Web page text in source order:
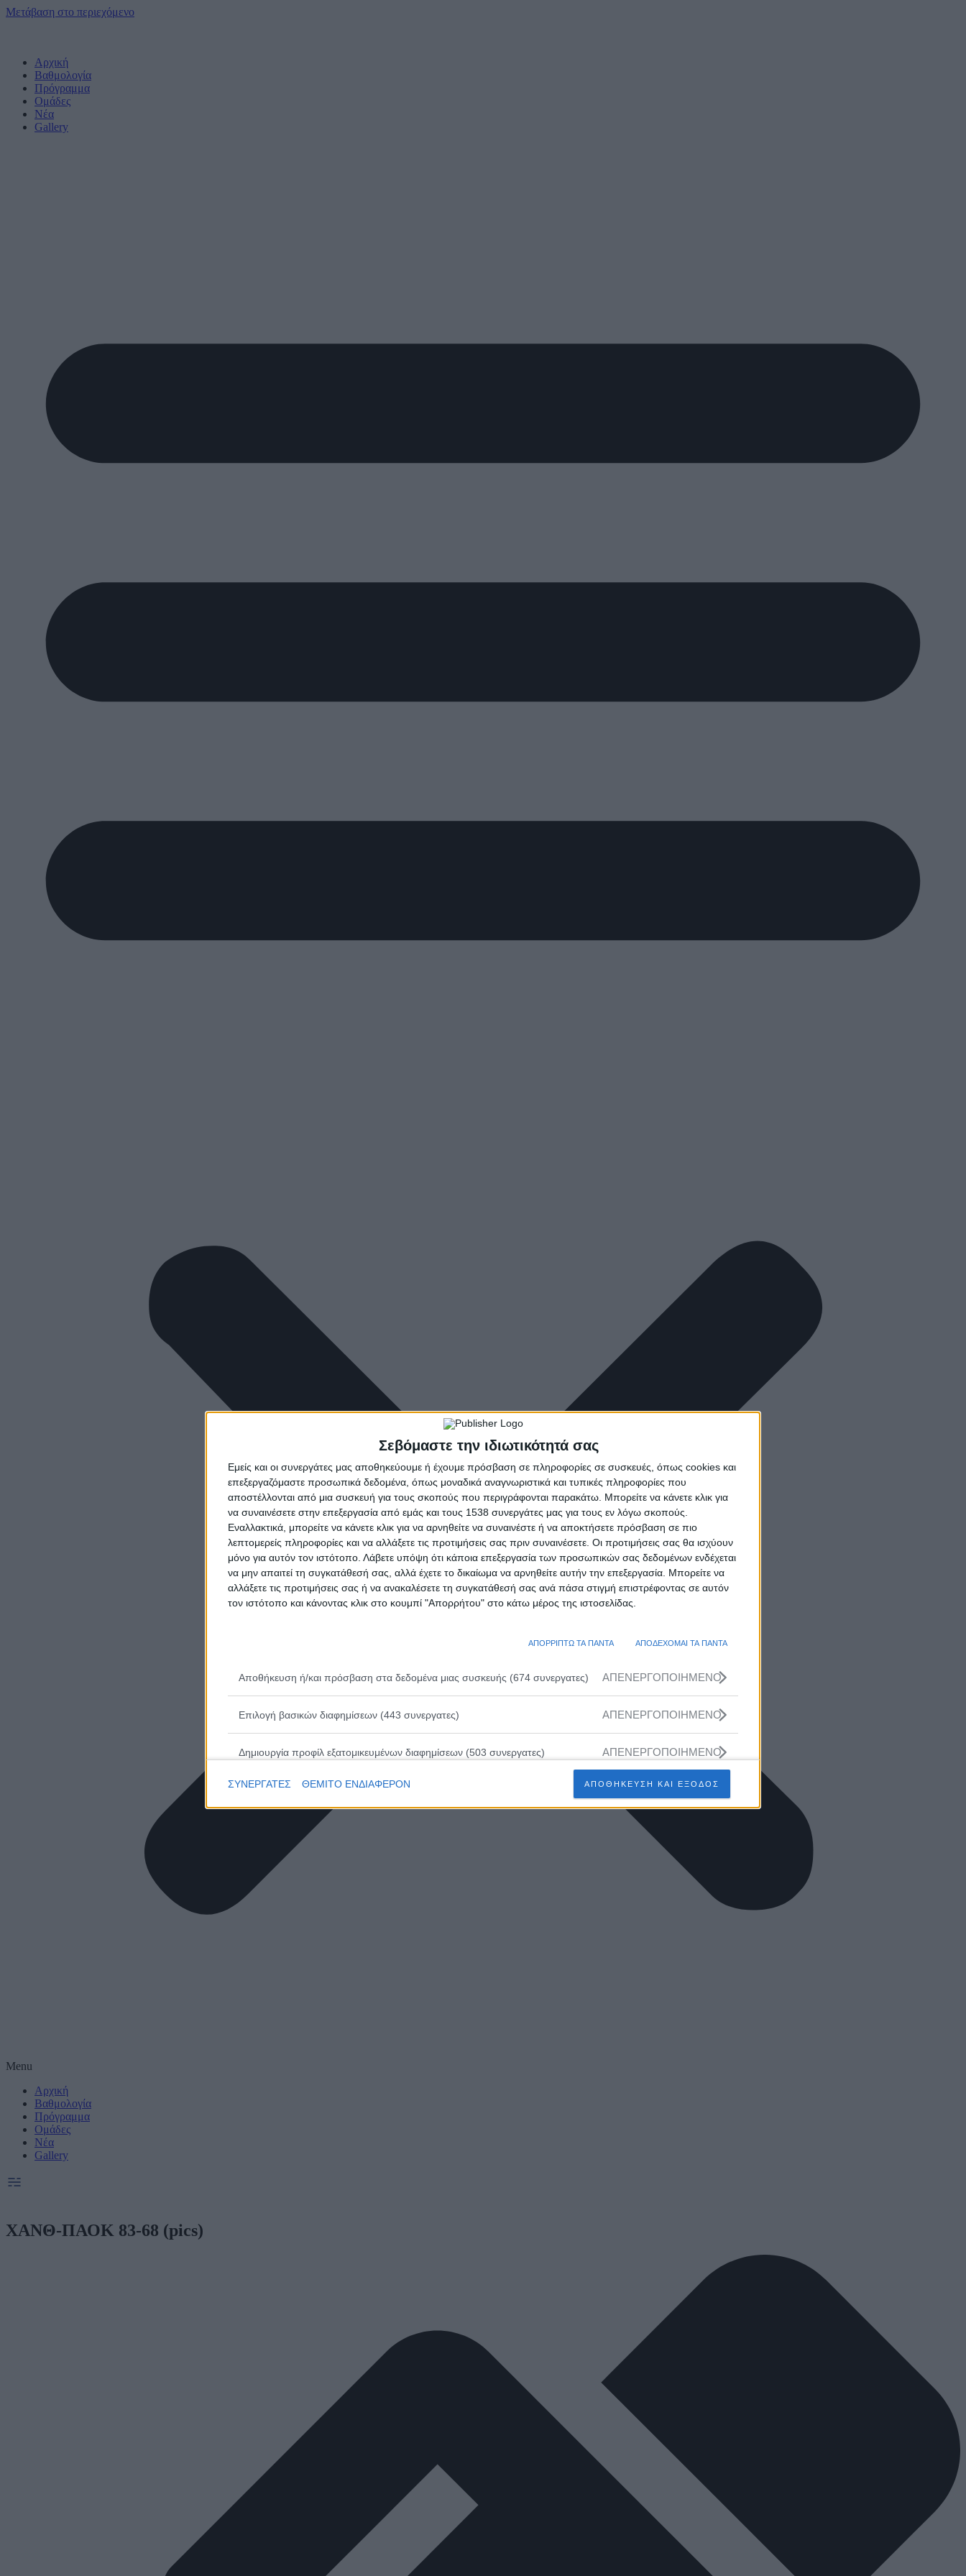
Σεβόμαστε την ιδιωτικότητά σας
Εμείς και οι συνεργάτες μας αποθηκεύουμε ή έχουμε πρόσβαση σε πληροφορίες σε συσκευές, όπως cookies και
επεξεργαζόμαστε προσωπικά δεδομένα, όπως μοναδικά αναγνωριστικά και τυπικές πληροφορίες που
αποστέλλονται από μια συσκευή για τους σκοπούς που περιγράφονται παρακάτω. Μπορείτε να κάνετε κλικ για
να συναινέσετε στην επεξεργασία από εμάς και τους 1538 συνεργάτες μας για τους εν λόγω σκοπούς.
Εναλλακτικά, μπορείτε να κάνετε κλικ για να αρνηθείτε να συναινέστε ή να αποκτήσετε πρόσβαση σε πιο
λεπτομερείς πληροφορίες και να αλλάξετε τις προτιμήσεις σας πριν συναινέσετε. Οι προτιμήσεις σας θα ισχύουν
μόνο για αυτόν τον ιστότοπο. Λάβετε υπόψη ότι κάποια επεξεργασία των προσωπικών σας δεδομένων ενδέχεται
να μην απαιτεί τη συγκατάθεσή σας, αλλά έχετε το δικαίωμα να αρνηθείτε αυτήν την επεξεργασία. Μπορείτε να
αλλάξετε τις προτιμήσεις σας ή να ανακαλέσετε τη συγκατάθεσή σας ανά πάσα στιγμή επιστρέφοντας σε αυτόν
τον ιστότοπο και κάνοντας κλικ στο κουμπί "Απορρήτου" στο κάτω μέρος της ιστοσελίδας.
ΑΠΟΡΡΙΠΤΩ ΤΑ ΠΑΝΤΑ ΑΠΟΔΕΧΟΜΑΙ ΤΑ ΠΑΝΤΑ
Αποθήκευση ή/και πρόσβαση στα δεδομένα μιας συσκευής (674 συνεργατες) ΑΠΕΝΕΡΓΟΠΟΙΗΜΕΝΟ
Επιλογή βασικών διαφημίσεων (443 συνεργατες) ΑΠΕΝΕΡΓΟΠΟΙΗΜΕΝΟ
Δημιουργία προφίλ εξατομικευμένων διαφημίσεων (503 συνεργατες) ΑΠΕΝΕΡΓΟΠΟΙΗΜΕΝΟ
Επιλογή εξατομικευμένων διαφημίσεων (502 συνεργατες) ΑΠΕΝΕΡΓΟΠΟΙΗΜΕΝΟ
Δημιουργία προφίλ εξατομικευμένου περιεχομένου (230 συνεργατες) ΑΠΕΝΕΡΓΟΠΟΙΗΜΕΝΟ
Επιλογή εξατομικευμένου περιεχομένου (210 συνεργατες) ΑΠΕΝΕΡΓΟΠΟΙΗΜΕΝΟ
Μέτρηση απόδοσης διαφημίσεων (466 συνεργατες) ΑΠΕΝΕΡΓΟΠΟΙΗΜΕΝΟ
ΣΥΝΕΡΓΑΤΕΣ ΘΕΜΙΤΟ ΕΝΔΙΑΦΕΡΟΝ ΑΠΟΘΗΚΕΥΣΗ ΚΑΙ ΕΞΟΔΟΣ
Μετάβαση στο περιεχόμενο
Αρχική
Βαθμολογία
Πρόγραμμα
Ομάδες
Νέα
Gallery
Menu
Αρχική
Βαθμολογία
Πρόγραμμα
Ομάδες
Νέα
Gallery
ΧΑΝΘ-ΠΑΟΚ 83-68 (pics)